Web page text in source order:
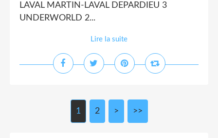
LAVAL MARTIN-LAVAL DEPARDIEU 3
UNDERWORLD 2...
Lire la suite
1 2 > >>